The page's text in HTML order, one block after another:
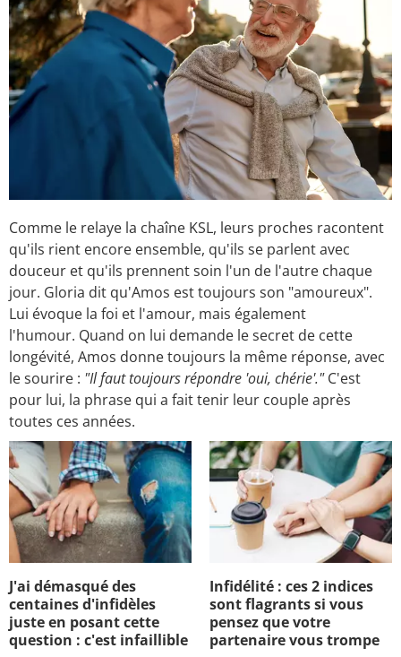
Comme le relaye la chaîne KSL, leurs proches racontent
qu'ils rient encore ensemble, qu'ils se parlent avec
douceur et qu'ils prennent soin l'un de l'autre chaque
jour. Gloria dit qu'Amos est toujours son "amoureux".
Lui évoque la foi et l'amour, mais également
l'humour. Quand on lui demande le secret de cette
longévité, Amos donne toujours la même réponse, avec
le sourire : "Il faut toujours répondre 'oui, chérie'."C'est
pour lui, la phrase qui a fait tenir leur couple après
toutes ces années.
J'ai démasqué des
centaines d'infidèles
juste en posant cette
question : c'est infaillible
Infidélité : ces 2 indices
sont flagrants si vous
pensez que votre
partenaire vous trompe